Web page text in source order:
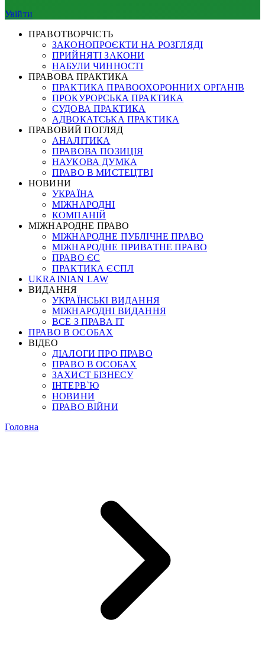
Увійти
ПРАВОТВОРЧІСТЬ
ЗАКОНОПРОЄКТИ НА РОЗГЛЯДІ
ПРИЙНЯТІ ЗАКОНИ
НАБУЛИ ЧИННОСТІ
ПРАВОВА ПРАКТИКА
ПРАКТИКА ПРАВООХОРОННИХ ОРГАНІВ
ПРОКУРОРСЬКА ПРАКТИКА
СУДОВА ПРАКТИКА
АДВОКАТСЬКА ПРАКТИКА
ПРАВОВИЙ ПОГЛЯД
АНАЛІТИКА
ПРАВОВА ПОЗИЦІЯ
НАУКОВА ДУМКА
ПРАВО В МИСТЕЦТВІ
НОВИНИ
УКРАЇНА
МІЖНАРОДНІ
КОМПАНІЙ
МІЖНАРОДНЕ ПРАВО
МІЖНАРОДНЕ ПУБЛІЧНЕ ПРАВО
МІЖНАРОДНЕ ПРИВАТНЕ ПРАВО
ПРАВО ЄС
ПРАКТИКА ЄСПЛ
UKRAINIAN LAW
ВИДАННЯ
УКРАЇНСЬКІ ВИДАННЯ
МІЖНАРОДНІ ВИДАННЯ
ВСЕ З ПРАВА ІТ
ПРАВО В ОСОБАХ
ВІДЕО
ДІАЛОГИ ПРО ПРАВО
ПРАВО В ОСОБАХ
ЗАХИСТ БІЗНЕСУ
ІНТЕРВ`Ю
НОВИНИ
ПРАВО ВІЙНИ
Головна